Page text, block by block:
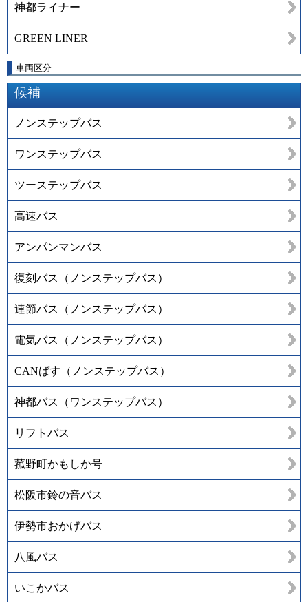
神都ライナー
GREEN LINER
車両区分
候補
ノンステップバス
ワンステップバス
ツーステップバス
高速バス
アンパンマンバス
復刻バス（ノンステップバス）
連節バス（ノンステップバス）
電気バス（ノンステップバス）
CANばす（ノンステップバス）
神都バス（ワンステップバス）
リフトバス
菰野町かもしか号
松阪市鈴の音バス
伊勢市おかげバス
八風バス
いこかバス